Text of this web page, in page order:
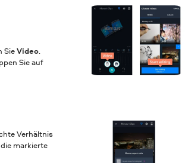
SieVideo.
Sie auf
Verhältnis
markierte